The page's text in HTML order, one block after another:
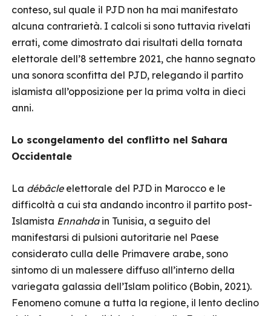
conteso, sul quale il PJD non ha mai manifestato
alcuna contrarietà. I calcoli si sono tuttavia rivelati
errati, come dimostrato dai risultati della tornata
elettorale dell’8 settembre 2021, che hanno segnato
una sonora sconfitta del PJD, relegando il partito
islamista all’opposizione per la prima volta in dieci
anni.
Lo scongelamento del conflitto nel Sahara
Occidentale
La débâcleelettorale del PJD in Marocco e le
difficoltà a cui sta andando incontro il partito post-
Islamista Ennahdain Tunisia, a seguito del
manifestarsi di pulsioni autoritarie nel Paese
considerato culla delle Primavere arabe, sono
sintomo di un malessere diffuso all’interno della
variegata galassia dell’Islam politico (Bobin, 2021).
Fenomeno comune a tutta la regione, il lento declino